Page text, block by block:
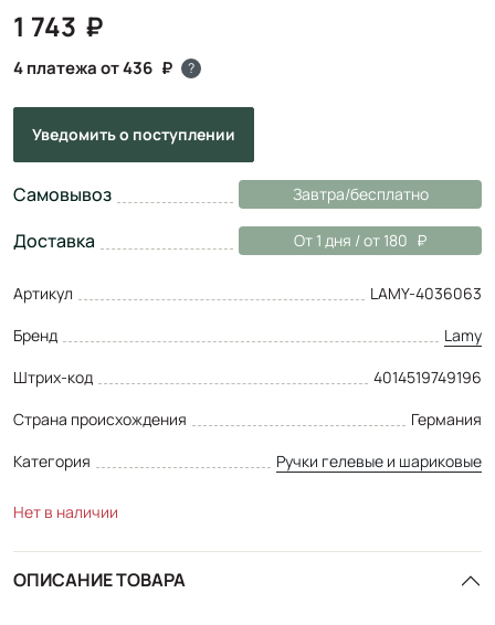
1 743
4 платежа от 436 ?
Уведомитьо поступлении
Самовывоз Завтра/бесплатно
Доставка От 1 дня / от 180
Артикул
LAMY-4036063
Бренд
Lamy
Штрих-код
4014519749196
Страна происхождения
Германия
Категория
Ручки гелевые и шариковые
Нет в наличии
ОПИСАНИЕ ТОВАРА